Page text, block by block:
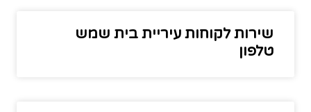
שירות לקוחות עיריית בית שמש
טלפון